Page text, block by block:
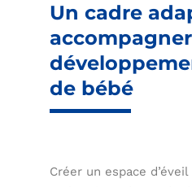
Un cadre
de bébé
Créer un espace